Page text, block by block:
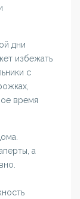
дни
избежать
с
время
а